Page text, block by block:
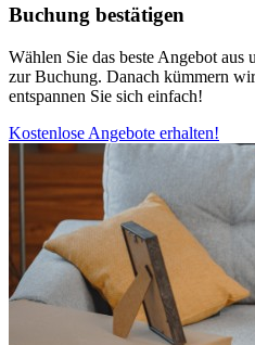
Buchung bestätigen
Wählen Sie das beste Angebot
zur Buchung. Danach kümmern
entspannen Sie sich einfach!
Kostenlose Angebote erhalten!